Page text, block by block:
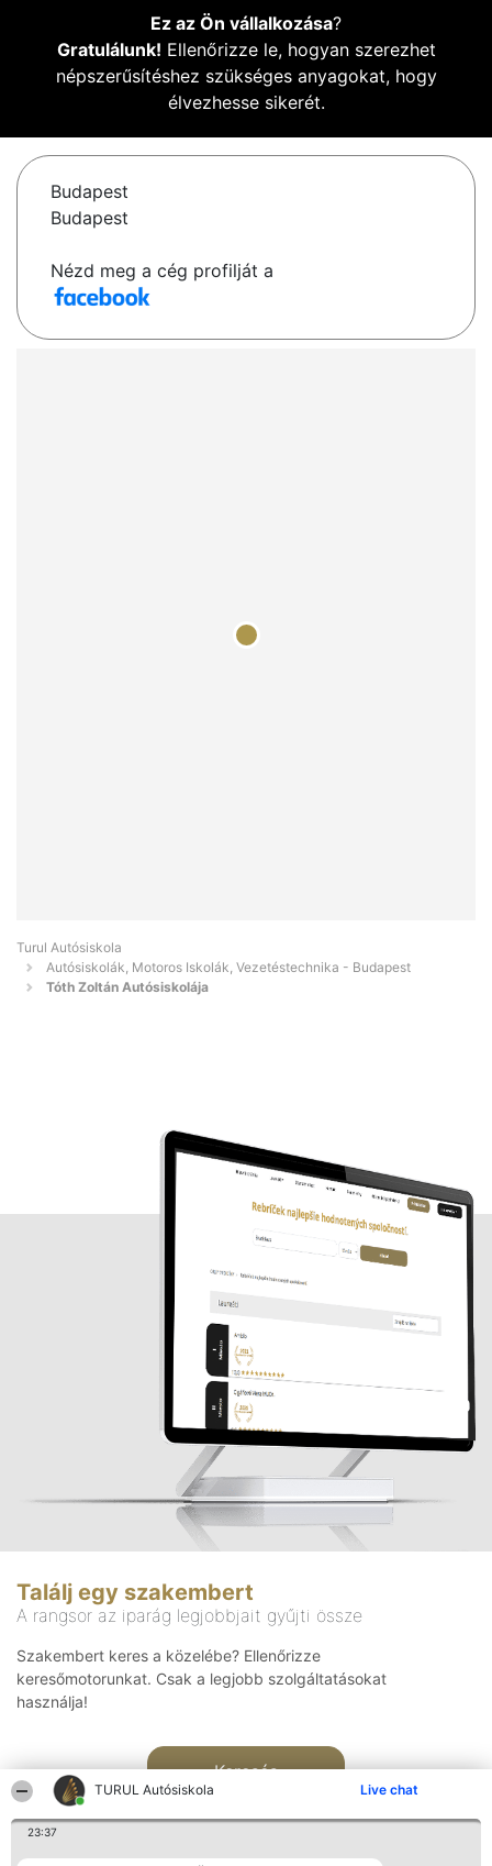
TURUL Autósiskola Live chat
23:37
Ez az Ön vállalkozása?
Gratulálunk! Ellenőrizze le, hogyan szerezhet
népszerűsítéshez szükséges anyagokat, hogy
élvezhesse sikerét.
Budapest
Budapest
Nézd meg a cég profilját a
Turul Autósiskola
Autósiskolák, Motoros Iskolák, Vezetéstechnika - Budapest
Tóth Zoltán Autósiskolája
Találj egy szakembert
A rangsor az iparág legjobbjait gyűjti össze
Szakembert keres a közelébe? Ellenőrizze
keresőmotorunkat. Csak a legjobb szolgáltatásokat
használja!
Keresés